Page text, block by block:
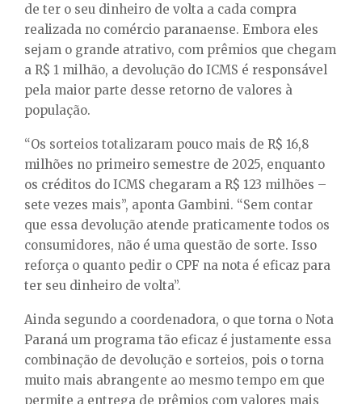
de ter o seu dinheiro de volta a cada compra
realizada no comércio paranaense. Embora eles
sejam o grande atrativo, com prêmios que chegam
a R$ 1 milhão, a devolução do ICMS é responsável
pela maior parte desse retorno de valores à
população.
“Os sorteios totalizaram pouco mais de R$ 16,8
milhões no primeiro semestre de 2025, enquanto
os créditos do ICMS chegaram a R$ 123 milhões –
sete vezes mais”, aponta Gambini. “Sem contar
que essa devolução atende praticamente todos os
consumidores, não é uma questão de sorte. Isso
reforça o quanto pedir o CPF na nota é eficaz para
ter seu dinheiro de volta”.
Ainda segundo a coordenadora, o que torna o Nota
Paraná um programa tão eficaz é justamente essa
combinação de devolução e sorteios, pois o torna
muito mais abrangente ao mesmo tempo em que
permite a entrega de prêmios com valores mais